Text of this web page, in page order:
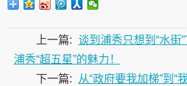
上一篇: 谈到浦秀只想到“水街
浦秀“超五星”的魅力！
下一篇:
从“政府要我加梯”到“